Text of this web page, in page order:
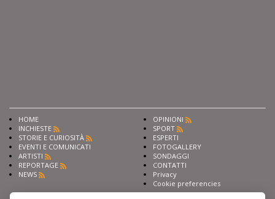
HOME
INCHIESTE
STORIE E CURIOSITÀ
EVENTI E COMUNICATI
ARTISTI
REPORTAGE
NEWS
OPINIONI
SPORT
ESPERTI
FOTOGALLERY
SONDAGGI
CONTATTI
Privacy
Cookie preferencies